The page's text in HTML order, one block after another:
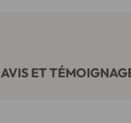
AVIS ET